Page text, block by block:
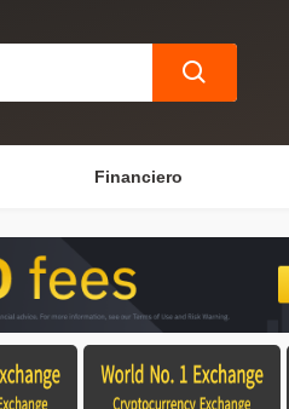
Financiero